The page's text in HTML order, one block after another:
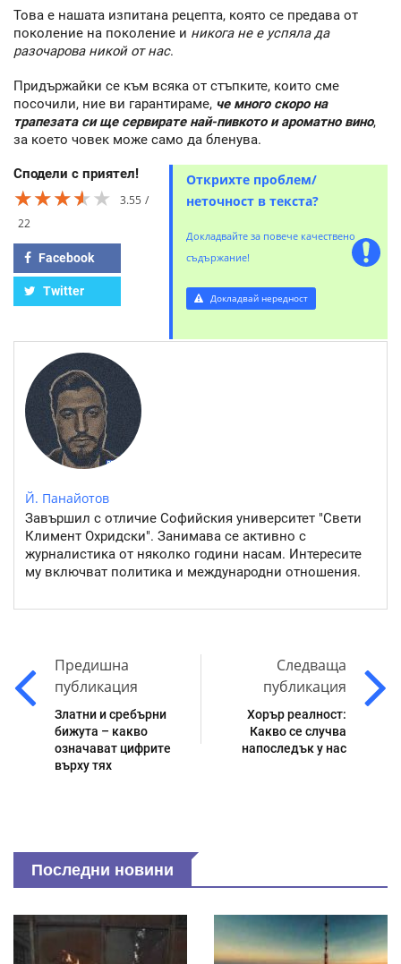
Това е нашата изпитана рецепта, която се предава от
поколение на поколение и никога не е успяла да
разочарова никой от нас.
Придържайки се към всяка от стъпките, които сме
посочили, ние ви гарантираме, че много скоро на
трапезата си ще сервирате най-пивкото и ароматно вино,
за което човек може само да бленува.
Сподели с приятел!
★★★★★
★★★★★
★★★★★
3.55
22
Facebook
Twitter
Открихте проблем/
неточност в текста?
Докладвайте за повече качествено
съдържание!
Докладвай нередност
Й. Панайотов
Завършил с отличие Софийския университет "Свети
Климент Охридски". Занимава се активно с
журналистика от няколко години насам. Интересите
му включват политика и международни отношения.
Предишна
публикация
Златни и сребърни
бижута – какво
означават цифрите
върху тях
Следваща
публикация
Хорър реалност:
Какво се случва
напоследък у нас
Последни новини